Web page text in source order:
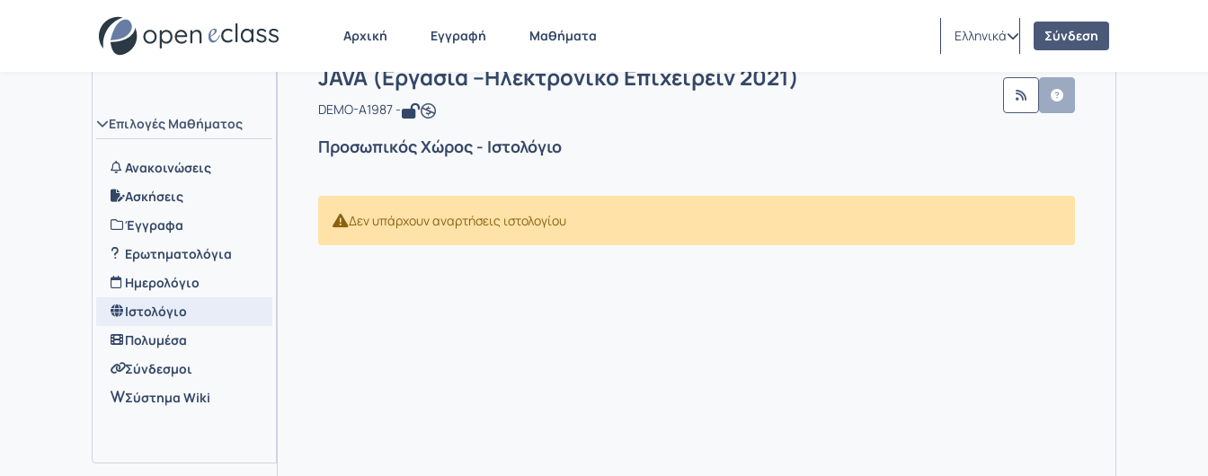
Αρχική Εγγραφή Μαθήματα Ελληνικά Σύνδεση
Επιλογές Μαθήματος
Ανακοινώσεις
Ασκήσεις
Έγγραφα
Ερωτηματολόγια
Ημερολόγιο
Ιστολόγιο
Πολυμέσα
Σύνδεσμοι
Σύστημα Wiki
Μάθημα : JAVA (Εργασία –Ηλεκτρονικό Επιχειρείν 2021)
JAVA (Εργασία –Ηλεκτρονικό Επιχειρείν 2021)
DEMO-A1987 -
Προσωπικός Χώρος - Ιστολόγιο
Δεν υπάρχουν αναρτήσεις ιστολογίου